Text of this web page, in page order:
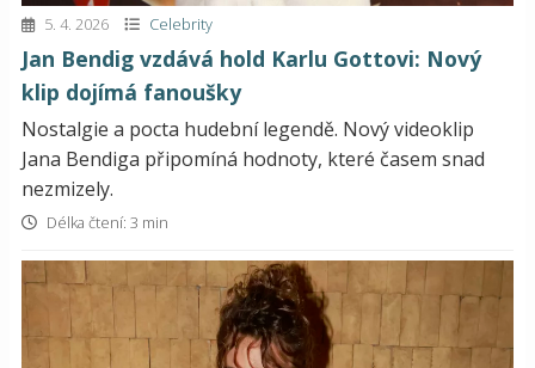
5. 4. 2026 Celebrity
Jan Bendig vzdává hold Karlu Gottovi: Nový
klip dojímá fanoušky
Nostalgie a pocta hudební legendě. Nový videoklip
Jana Bendiga připomíná hodnoty, které časem snad
nezmizely.
Délka čtení: 3 min